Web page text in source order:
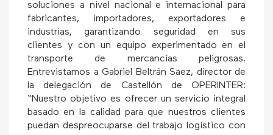
soluciones a nivel nacional e internacional para
fabricantes, importadores, exportadores e
industrias, garantizando seguridad en sus
clientes y con un equipo experimentado en el
transporte de mercancías peligrosas.
Entrevistamos a Gabriel Beltrán Saez, director de
la delegación de Castellón de OPERINTER:
“Nuestro objetivo es ofrecer un servicio integral
basado en la calidad para que nuestros clientes
puedan despreocuparse del trabajo logístico con